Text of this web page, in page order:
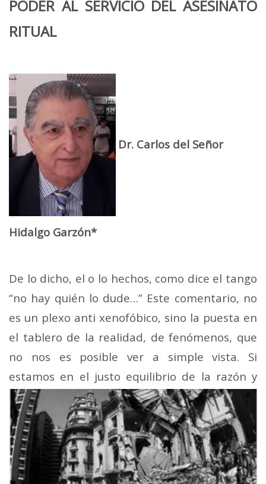
PODER AL SERVICIO DEL ASESINATO
RITUAL
Dr. Carlos del Señor
Hidalgo Garzón*
De lo dicho, el o lo hechos, como dice el tango
“no hay quién lo dude…” Este comentario, no
es un plexo anti xenofóbico, sino la puesta en
el tablero de la realidad, de fenómenos, que
no nos es posible ver a simple vista. Si
estamos en el justo equilibrio de la razón y